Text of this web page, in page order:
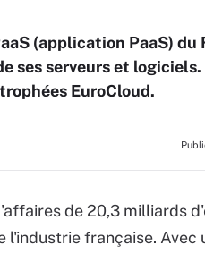
(application PaaS) du
ses serveurs et
EuroCloud.
de 20,3 milliards
l'industrie française. Avec